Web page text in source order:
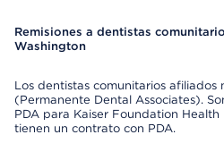
Remisiones a dentistas
Washington
Los dentistas comunitarios
(Permanente Dental Associates).
PDA para Kaiser Foundation
tienen un contrato con PDA.